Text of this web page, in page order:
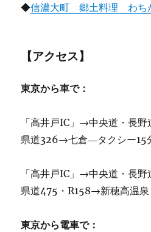
◆信濃大町 郷土料理 わち
【アクセス】
東京から車で：
「高井戸IC」→中央道・長
県道326→七倉―タクシー15
「高井戸IC」→中央道・長
県道475・R158→新穂高温泉
東京から電車で：